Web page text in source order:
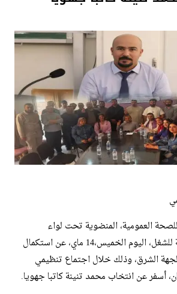
العمومية، المنضوية تحت لواء
الفيدرالية الديمقراطية للشغل، اليوم الخميس،14 ماي، عن استكمال
الشرق، وذلك خلال اجتماع تنظيمي
أسفر عن انتخاب محمد تنينة كاتبا جهويا.